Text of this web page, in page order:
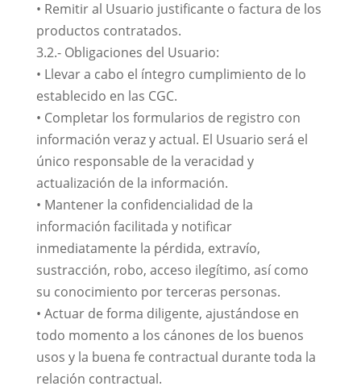
• Remitir al Usuario justificante o factura de los
productos contratados.
3.2.- Obligaciones del Usuario:
• Llevar a cabo el íntegro cumplimiento de lo
establecido en las CGC.
• Completar los formularios de registro con
información veraz y actual. El Usuario será el
único responsable de la veracidad y
actualización de la información.
• Mantener la confidencialidad de la
información facilitada y notificar
inmediatamente la pérdida, extravío,
sustracción, robo, acceso ilegítimo, así como
su conocimiento por terceras personas.
• Actuar de forma diligente, ajustándose en
todo momento a los cánones de los buenos
usos y la buena fe contractual durante toda la
relación contractual.